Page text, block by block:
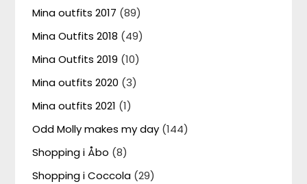
Mina outfits 2017 (89)
Mina Outfits 2018 (49)
Mina Outfits 2019 (10)
Mina outfits 2020 (3)
Mina outfits 2021 (1)
Odd Molly makes my day (144)
Shopping i Åbo (8)
Shopping i Coccola (29)